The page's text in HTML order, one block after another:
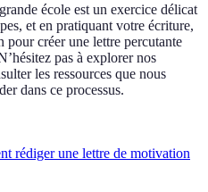
école est un exercice délicat
et en pratiquant votre écriture,
pour créer une lettre percutante
pas à explorer nos
les ressources que nous
dans ce processus.
rédiger une lettre de motivation